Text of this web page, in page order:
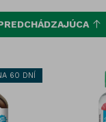
60 DNÍ